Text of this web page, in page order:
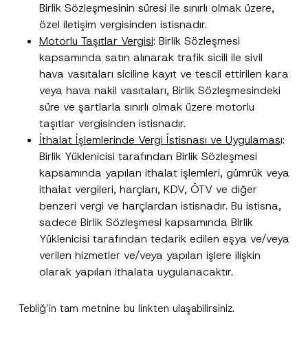
Birlik Sözleşmesinin süresi ile sınırlı olmak üzere,
özel iletişim vergisinden istisnadır.
Motorlu Taşıtlar Vergisi: Birlik Sözleşmesi
kapsamında satın alınarak trafik sicili ile sivil
hava vasıtaları siciline kayıt ve tescil ettirilen kara
veya hava nakil vasıtaları, Birlik Sözleşmesindeki
süre ve şartlarla sınırlı olmak üzere motorlu
taşıtlar vergisinden istisnadır.
İthalat İşlemlerinde Vergi İstisnası ve Uygulaması:
Birlik Yüklenicisi tarafından Birlik Sözleşmesi
kapsamında yapılan ithalat işlemleri, gümrük veya
ithalat vergileri, harçları, KDV, ÖTV ve diğer
benzeri vergi ve harçlardan istisnadır. Bu istisna,
sadece Birlik Sözleşmesi kapsamında Birlik
Yüklenicisi tarafından tedarik edilen eşya ve/veya
verilen hizmetler ve/veya yapılan işlere ilişkin
olarak yapılan ithalata uygulanacaktır.
Tebliğ’in tam metnine bu linkten ulaşabilirsiniz.